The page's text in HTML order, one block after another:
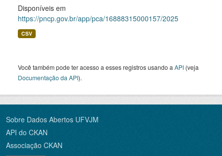
Disponíveis em
https://pncp.gov.br/app/pca/16888315000157/2025
CSV
Você também pode ter acesso a esses registros usando a API (veja
Documentação da API).
Sobre Dados Abertos UFVJM
API do CKAN
Associação CKAN